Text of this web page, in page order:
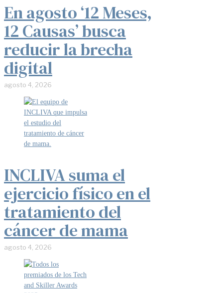
En agosto ‘12 Meses,
12 Causas’ busca
reducir la brecha
digital
agosto 4, 2026
INCLIVA suma el
ejercicio físico en el
tratamiento del
cáncer de mama
agosto 4, 2026